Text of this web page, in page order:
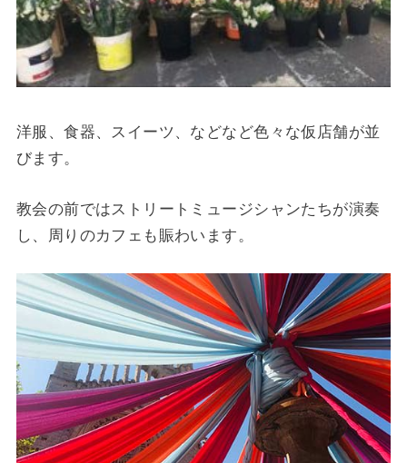
洋服、食器、スイーツ、などなど色々な仮店舗が並
びます。
教会の前ではストリートミュージシャンたちが演奏
し、周りのカフェも賑わいます。